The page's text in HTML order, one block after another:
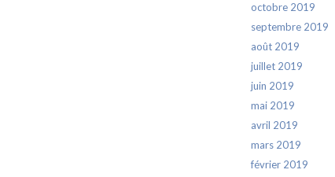
octobre 2019
septembre 2019
août 2019
juillet 2019
juin 2019
mai 2019
avril 2019
mars 2019
février 2019